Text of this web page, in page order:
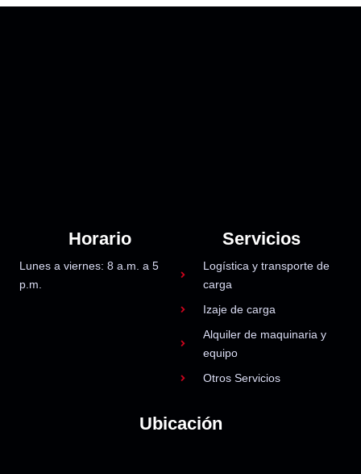
Horario
Lunes a viernes: 8 a.m. a 5
p.m.
Servicios
Logística y transporte de
carga
Izaje de carga
Alquiler de maquinaria y
equipo
Otros Servicios
Ubicación